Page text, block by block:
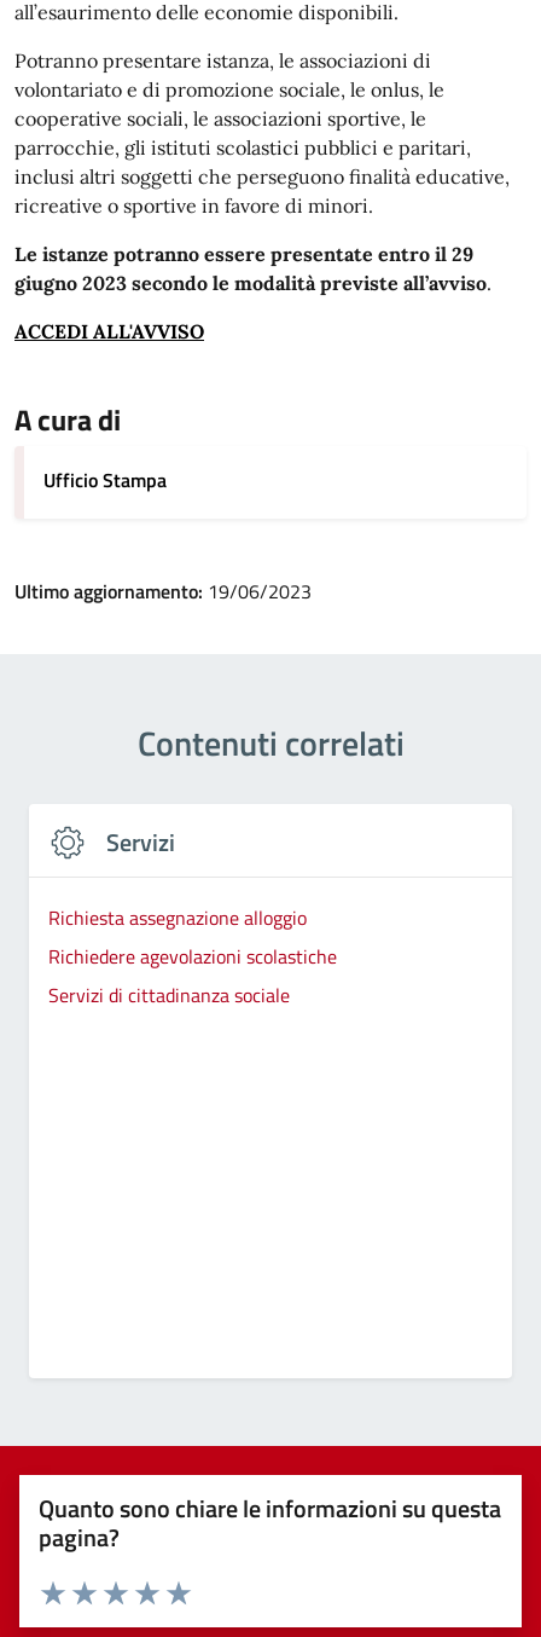
all’esaurimento delle economie disponibili.
Potranno presentare istanza, le associazioni di
volontariato e di promozione sociale, le onlus, le
cooperative sociali, le associazioni sportive, le
parrocchie, gli istituti scolastici pubblici e paritari,
inclusi altri soggetti che perseguono finalità educative,
ricreative o sportive in favore di minori.
Le istanze potranno essere presentate entro il 29
giugno 2023 secondo le modalità previste all’avviso.
ACCEDI ALL'AVVISO
A cura di
Ufficio Stampa
Ultimo aggiornamento: 19/06/2023
Contenuti correlati
Servizi
Richiesta assegnazione alloggio
Richiedere agevolazioni scolastiche
Servizi di cittadinanza sociale
Quanto sono chiare le informazioni su questa
pagina?
Valuta 5 stelle su 5
Valuta 4 stelle su 5
Valuta 3 stelle su 5
Valuta 2 stelle su 5
Valuta 1 stelle su 5